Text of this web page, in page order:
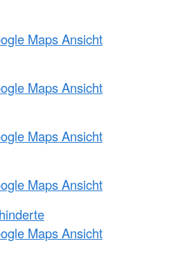
Maps Ansicht
Maps Ansicht
Maps Ansicht
Maps Ansicht
Maps Ansicht